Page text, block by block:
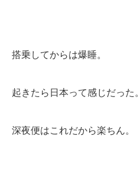
搭乗してからは爆睡。
起きたら日本って感じだった。
深夜便はこれだから楽ちん。